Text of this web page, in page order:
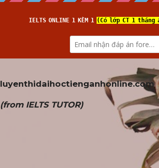
luyenthidaihoctienganhonline.com
(from IELTS TUTOR)